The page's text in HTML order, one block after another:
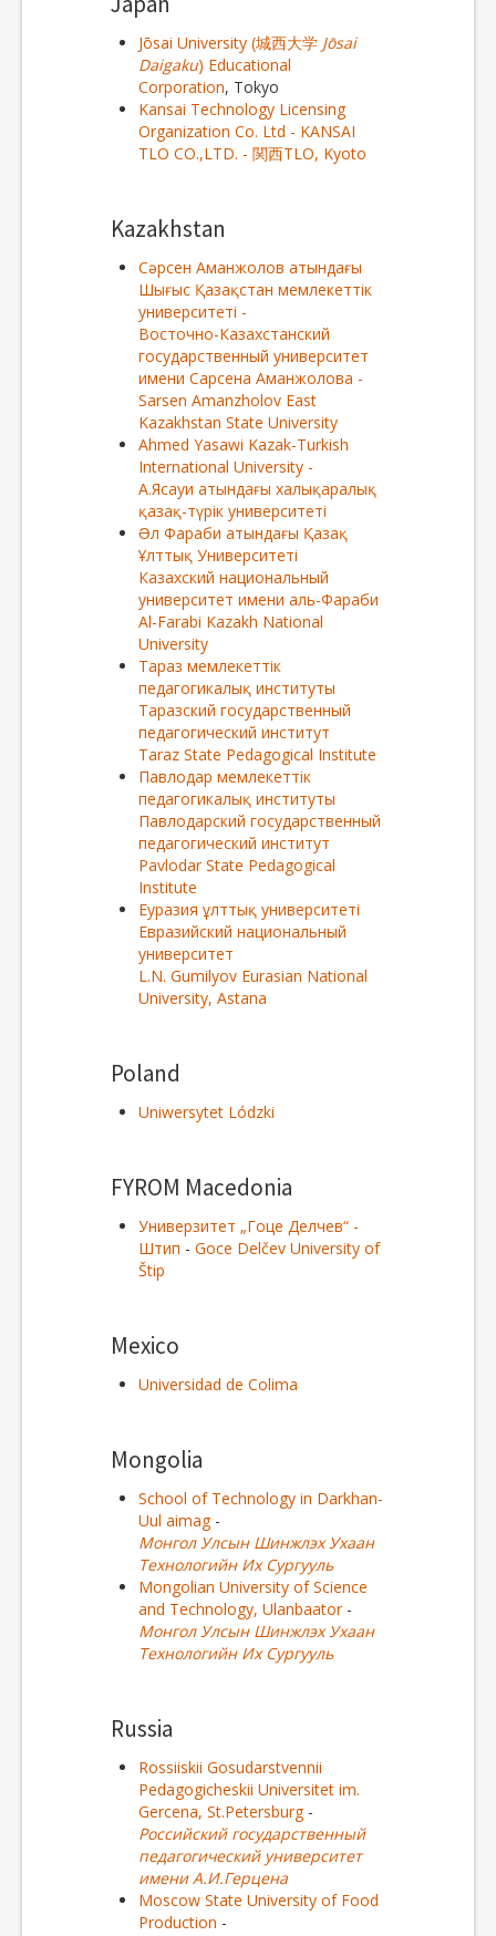
Jōsai University (城西大学 Jōsai
Daigaku) Educational
Corporation, Tokyo
Kansai Technology Licensing
Organization Co. Ltd - KANSAI
TLO CO.,LTD. - 関西TLO, Kyoto
Kazakhstan
Сәрсен Аманжолов атындағы
Шығыс Қазақстан мемлекеттік
университеті -
Восточно-Казахстанский
государственный университет
имени Сарсена Аманжолова -
Sarsen Amanzholov East
Kazakhstan State University
Ahmed Yasawi Kazak-Turkish
International University -
А.Ясауи атындағы халықаралық
қазақ-түрік университеті
Əл Фараби атындағы Қазақ
Ұлттық Университеті
Казахский национальный
университет имени аль-Фараби
Al-Farabi Kazakh National
University
Тараз мемлекеттік
педагогикалық институты
Таразский государственный
педагогический институт
Taraz State Pedagogical Institute
Павлодар мемлекеттік
педагогикалық институты
Павлодарский государственный
педагогический институт
Pavlodar State Pedagogical
Institute
Еуразия ұлттық университеті
Евразийский национальный
университет
L.N. Gumilyov Eurasian National
University, Astana
Poland
Uniwersytet Lódzki
FYROM Macedonia
Универзитет „Гоце Делчев“ -
Штип - Goce Delčev University of
Štip
Mexico
Universidad de Colima
Mongolia
School of Technology in Darkhan-
Uul aimag-
Монгол Улсын Шинжлэх Ухаан
Технологийн Их Сургууль
Mongolian University of Science
and Technology, Ulanbaator-
Монгол Улсын Шинжлэх Ухаан
Технологийн Их Сургууль
Russia
Rossiiskii Gosudarstvennii
Pedagogicheskii Universitet im.
Gercena, St.Petersburg-
Российский государственный
педагогический университет
имени А.И.Герцена
Moscow State University of Food
Production -